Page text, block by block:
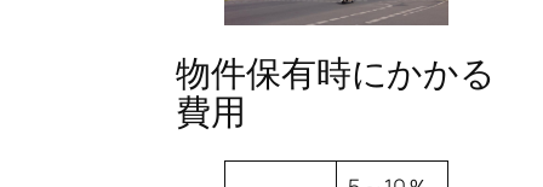
物件保有時にかかる
費用